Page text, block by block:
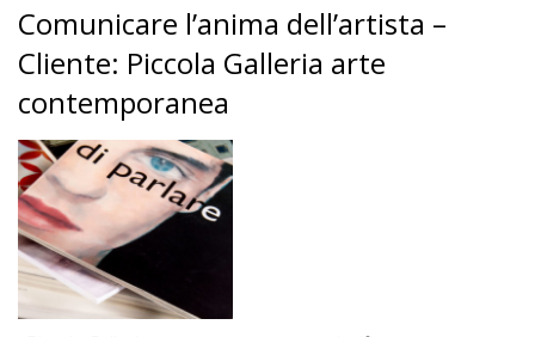
Comunicare l’anima dell’artista –
Cliente: Piccola Galleria arte
contemporanea